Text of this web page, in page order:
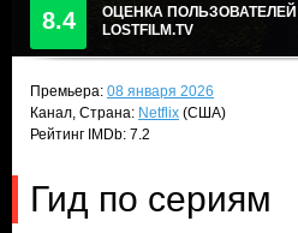
8.4
ОЦЕНКА ПОЛЬЗОВАТЕЛЕЙ
LOSTFILM.TV
Премьера: 08 января 2026
Канал, Страна: Netflix (США)
Рейтинг IMDb: 7.2
Гид по сериям